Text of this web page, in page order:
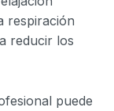
respiración
reducir los
puede